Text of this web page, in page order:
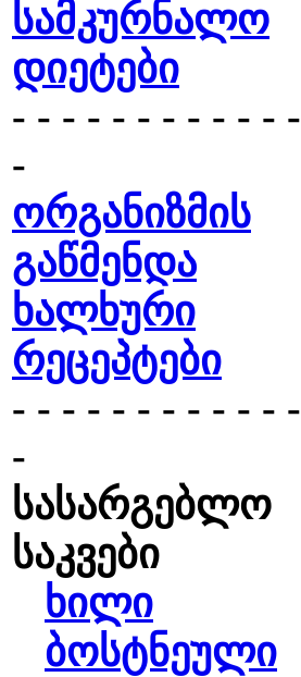
სამკურნალო
დიეტები
- - - - - - - - - - - -
-
ორგანიზმის
გაწმენდა
ხალხური
რეცეპტები
- - - - - - - - - - - -
-
სასარგებლო
საკვები
ხილი
ბოსტნეული